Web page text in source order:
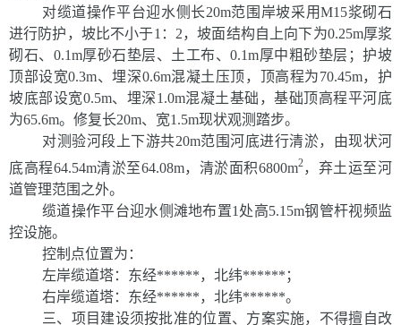
对缆道操作平台迎水侧长20m范围岸坡采用M15浆砌石
进行防护，坡比不小于1 ： 2，坡面结构自上向下为0.25m厚浆
砌石、0.1m厚砂石垫层、土工布、0.1m厚中粗砂垫层；护坡
顶部设宽0.3m、埋深0.6m混凝土压顶，顶高程为70.45m，护
坡底部设宽0.5m、埋深1.0m混凝土基础，基础顶高程平河底
为65.6m。修复长20m、宽1.5m现状观测踏步。
对测验河段上下游共20m范围河底进行清淤，由现状河
底高程64.54m清淤至64.08m，清淤面积6800m2，弃土运至河
道管理范围之外。
缆道操作平台迎水侧滩地布置1处高5.15m钢管杆视频监
控设施。
控制点位置为：
左岸缆道塔：东经******，北纬****** ；
右岸缆道塔：东经******，北纬******。
三、项目建设须按批准的位置、方案实施，不得擅自改